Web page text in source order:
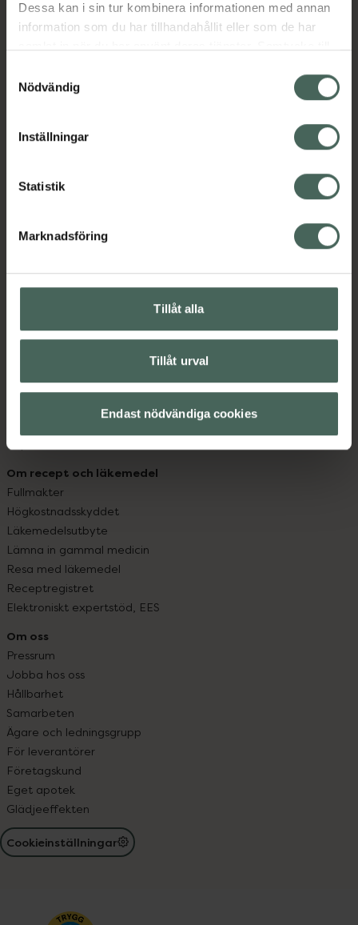
Dessa kan i sin tur kombinera informationen med annan
information som du har tillhandahållit eller som de har
återkalla ditt samtycke via webbplatsens
cookieinställningar. Ett återkallat samtycke påverkar inte
lagligheten av behandling som skett innan återkallelsen.
Nödvändig
Inställningar
Statistik
Marknadsföring
Tillåt alla
Tillåt urval
Endast nödvändiga cookies
Kronans Apotek finns här för dig. Du hittar oss från Skåne i
datorn. Oavsett vem du är så är det vårt uppdrag att
med oss.
Kundservice
Kontakta oss
Hitta apotek
Leverans, betalning och retur
Kundklubb
Köpvillkor
Om recept och läkemedel
Fullmakter
Högkostnadsskyddet
Läkemedelsutbyte
Lämna in gammal medicin
Resa med läkemedel
Receptregistret
Elektroniskt expertstöd, EES
Om oss
Pressrum
Jobba hos oss
Hållbarhet
Samarbeten
Ägare och ledningsgrupp
För leverantörer
Företagskund
Eget apotek
Glädjeeffekten
Cookieinställningar